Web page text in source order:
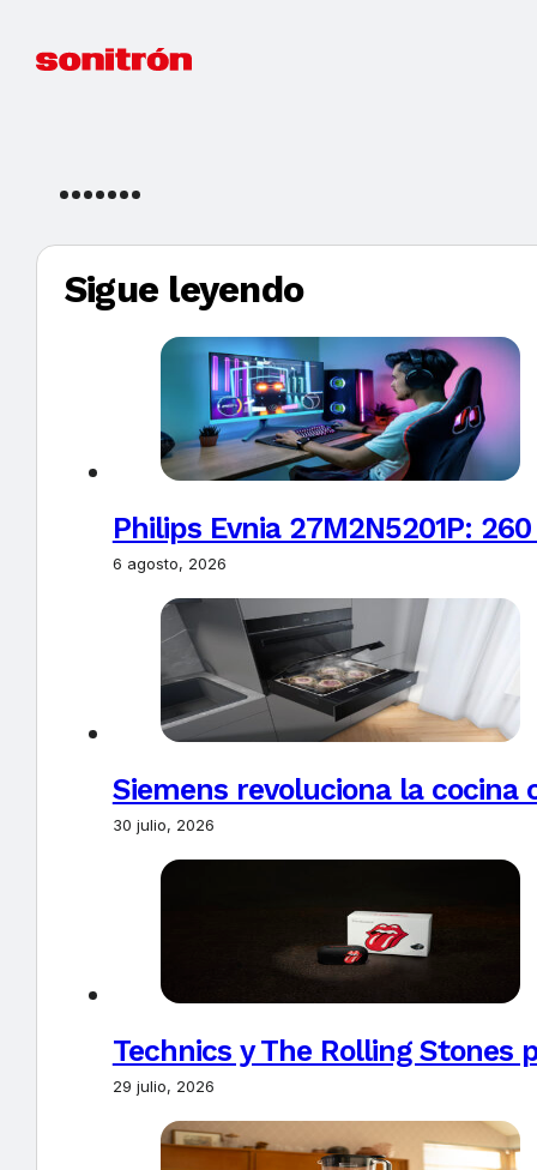
Sigue leyendo
Philips Evnia 27M2N5201P:
6 agosto, 2026
Siemens revoluciona la
30 julio, 2026
Technics y The Rolling Stones
29 julio, 2026